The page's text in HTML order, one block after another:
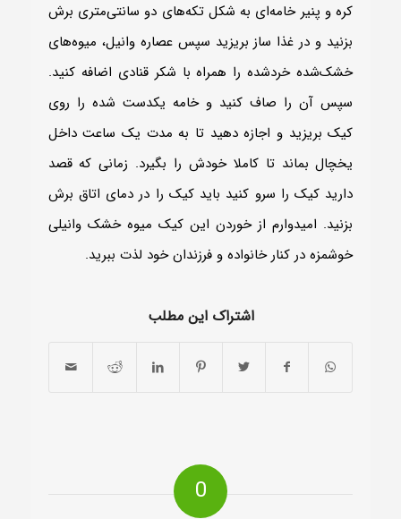
کره و پنیر خامه‌ای به شکل تکه‌های دو سانتی‌متری برش
بزنید و در غذا ساز بریزید سپس عصاره وانیل، میوه‌های
خشک‌شده خردشده را همراه با شکر قنادی اضافه کنید.
سپس آن را صاف کنید و خامه یکدست شده را روی
کیک بریزید و اجازه دهید تا به مدت یک ساعت داخل
یخچال بماند تا کاملا خودش را بگیرد. زمانی که قصد
دارید کیک را سرو کنید باید کیک را در دمای اتاق برش
بزنید. امیدوارم از خوردن این کیک میوه خشک وانیلی
خوشمزه در کنار خانواده و فرزندان خود لذت ببرید.
اشتراک این مطلب
0